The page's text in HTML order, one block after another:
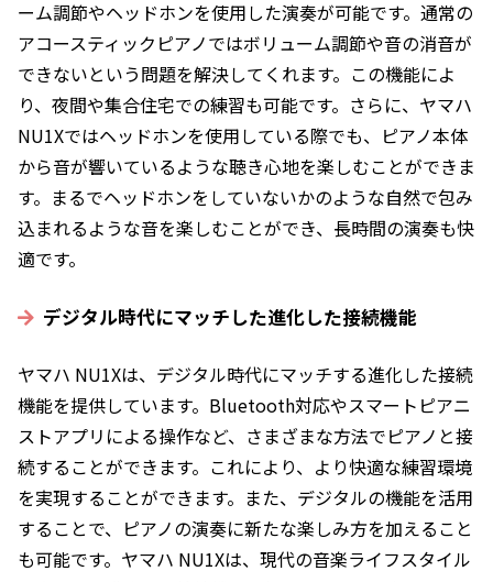
ーム調節やヘッドホンを使用した演奏が可能です。通常の
アコースティックピアノではボリューム調節や音の消音が
できないという問題を解決してくれます。この機能によ
り、夜間や集合住宅での練習も可能です。さらに、ヤマハ
NU1Xではヘッドホンを使用している際でも、ピアノ本体
から音が響いているような聴き心地を楽しむことができま
す。まるでヘッドホンをしていないかのような自然で包み
込まれるような音を楽しむことができ、長時間の演奏も快
適です。
デジタル時代にマッチした進化した接続機能
ヤマハ NU1Xは、デジタル時代にマッチする進化した接続
機能を提供しています。Bluetooth対応やスマートピアニ
ストアプリによる操作など、さまざまな方法でピアノと接
続することができます。これにより、より快適な練習環境
を実現することができます。また、デジタルの機能を活用
することで、ピアノの演奏に新たな楽しみ方を加えること
も可能です。ヤマハ NU1Xは、現代の音楽ライフスタイル